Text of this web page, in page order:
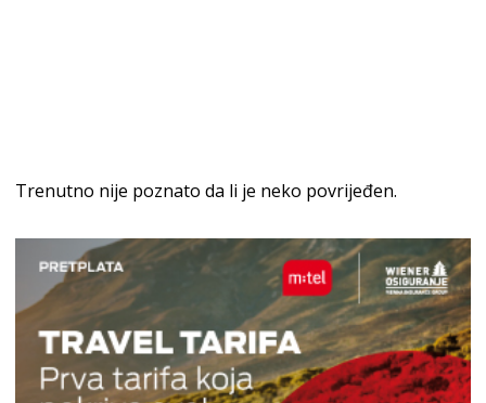
Trenutno nije poznato da li je neko povrijeđen.